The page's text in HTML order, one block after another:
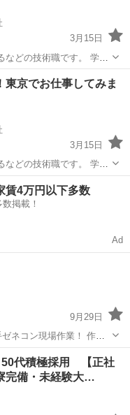
3月15日
の技術職です。 学歴
お給料もちゃんと見合っ
東京でお仕事してみま
3月15日
の技術職です。 学歴
お給料もちゃんと見合っ
賃4万円以下多数
掲載！
Ad
9月29日
重量鳶工 420000 別
代積極採用 【正社
完備・未経験大…